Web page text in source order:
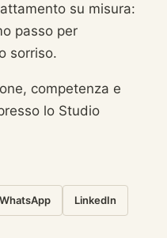
su misura:
passo per
sorriso.
competenza e
lo Studio
WhatsApp LinkedIn